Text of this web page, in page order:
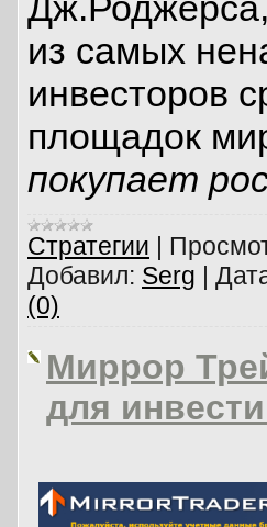
из самых
инвесторов
площадок
покупает
Cтратегии
Добавил: Serg
(0)
Миррор
для